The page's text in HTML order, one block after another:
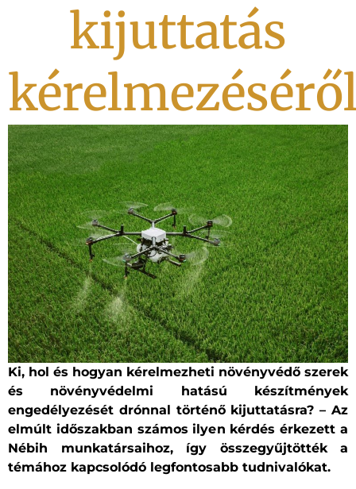
kijuttatás
Ki, hol és hogyan kérelmezheti növényvédő szerek
és növényvédelmi hatású készítmények
engedélyezését drónnal történő kijuttatásra? – Az
elmúlt időszakban számos ilyen kérdés érkezett a
Nébih munkatársaihoz, így összegyűjtötték a
témához kapcsolódó legfontosabb tudnivalókat.